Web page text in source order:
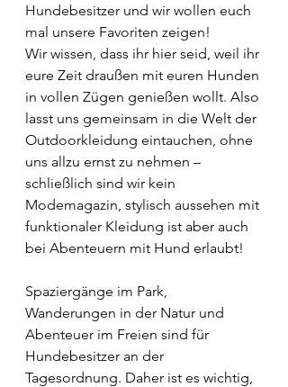
Hundebesitzer und wir wollen euch
mal unsere Favoriten zeigen!
Wir wissen, dass ihr hier seid, weil ihr
eure Zeit draußen mit euren Hunden
in vollen Zügen genießen wollt. Also
lasst uns gemeinsam in die Welt der
Outdoorkleidung eintauchen, ohne
uns allzu ernst zu nehmen –
schließlich sind wir kein
Modemagazin, stylisch aussehen mit
funktionaler Kleidung ist aber auch
bei Abenteuern mit Hund erlaubt!
Spaziergänge im Park,
Wanderungen in der Natur und
Abenteuer im Freien sind für
Hundebesitzer an der
Tagesordnung. Daher ist es wichtig,